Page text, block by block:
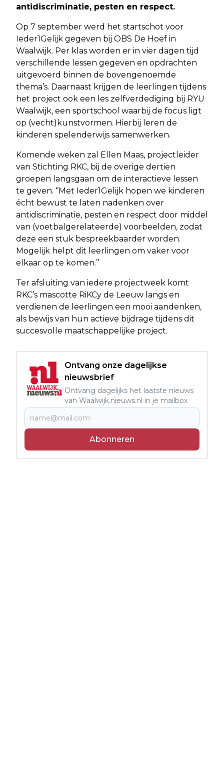
antidiscriminatie, pesten en respect.
Op 7 september werd het startschot voor
Ieder1Gelijk gegeven bij OBS De Hoef in
Waalwijk. Per klas worden er in vier dagen tijd
verschillende lessen gegeven en opdrachten
uitgevoerd binnen de bovengenoemde
thema’s. Daarnaast krijgen de leerlingen tijdens
het project ook een les zelfverdediging bij RYU
Waalwijk, een sportschool waarbij de focus ligt
op (vecht)kunstvormen. Hierbij leren de
kinderen spelenderwijs samenwerken.
Komende weken zal Ellen Maas, projectleider
van Stichting RKC, bij de overige dertien
groepen langsgaan om de interactieve lessen
te geven. ‘’Met Ieder1Gelijk hopen we kinderen
écht bewust te laten nadenken over
antidiscriminatie, pesten en respect door middel
van (voetbalgerelateerde) voorbeelden, zodat
deze een stuk bespreekbaarder worden.
Mogelijk helpt dit leerlingen om vaker voor
elkaar op te komen.’’
Ter afsluiting van iedere projectweek komt
RKC’s mascotte RiKCy de Leeuw langs en
verdienen de leerlingen een mooi aandenken,
als bewijs van hun actieve bijdrage tijdens dit
succesvolle maatschappelijke project.
Ontvang onze dagelijkse
nieuwsbrief
Ontvang dagelijks het laatste nieuws
van Waalwijk.nieuws.nl in je mailbox
Abonneren